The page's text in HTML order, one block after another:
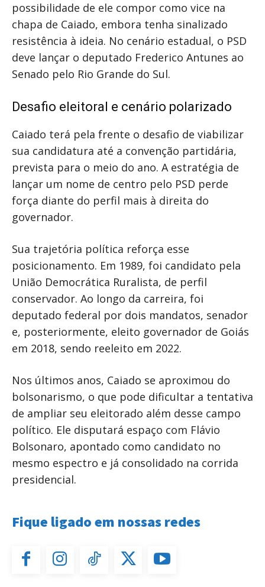
possibilidade de ele compor como vice na
chapa de Caiado, embora tenha sinalizado
resistência à ideia. No cenário estadual, o PSD
deve lançar o deputado Frederico Antunes ao
Senado pelo Rio Grande do Sul.
Desafio eleitoral e cenário polarizado
Caiado terá pela frente o desafio de viabilizar
sua candidatura até a convenção partidária,
prevista para o meio do ano. A estratégia de
lançar um nome de centro pelo PSD perde
força diante do perfil mais à direita do
governador.
Sua trajetória política reforça esse
posicionamento. Em 1989, foi candidato pela
União Democrática Ruralista, de perfil
conservador. Ao longo da carreira, foi
deputado federal por dois mandatos, senador
e, posteriormente, eleito governador de Goiás
em 2018, sendo reeleito em 2022.
Nos últimos anos, Caiado se aproximou do
bolsonarismo, o que pode dificultar a tentativa
de ampliar seu eleitorado além desse campo
político. Ele disputará espaço com Flávio
Bolsonaro, apontado como candidato no
mesmo espectro e já consolidado na corrida
presidencial.
Fique ligado em nossas redes